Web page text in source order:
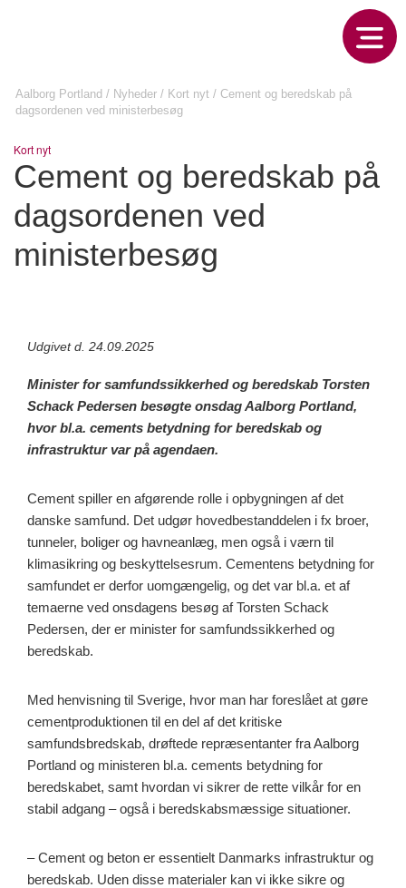
Aalborg Portland / Nyheder / Kort nyt / Cement og beredskab på
dagsordenen ved ministerbesøg
Kort nyt
Cement og beredskab på
dagsordenen ved
ministerbesøg
Udgivet d. 24.09.2025
Minister for samfundssikkerhed og beredskab Torsten
Schack Pedersen besøgte onsdag Aalborg Portland,
hvor bl.a. cements betydning for beredskab og
infrastruktur var på agendaen.
Cement spiller en afgørende rolle i opbygningen af det
danske samfund. Det udgør hovedbestanddelen i fx broer,
tunneler, boliger og havneanlæg, men også i værn til
klimasikring og beskyttelsesrum. Cementens betydning for
samfundet er derfor uomgængelig, og det var bl.a. et af
temaerne ved onsdagens besøg af Torsten Schack
Pedersen, der er minister for samfundssikkerhed og
beredskab.
Med henvisning til Sverige, hvor man har foreslået at gøre
cementproduktionen til en del af det kritiske
samfundsbredskab, drøftede repræsentanter fra Aalborg
Portland og ministeren bl.a. cements betydning for
beredskabet, samt hvordan vi sikrer de rette vilkår for en
stabil adgang – også i beredskabsmæssige situationer.
– Cement og beton er essentielt Danmarks infrastruktur og
beredskab. Uden disse materialer kan vi ikke sikre og